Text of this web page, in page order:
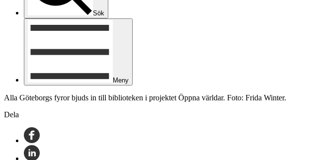
Sök
Meny
Alla Göteborgs fyror bjuds in till biblioteken i projektet Öppna världar. Foto: Frida Winter.
Dela